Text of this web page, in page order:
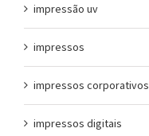
impressão uv
impressos
impressos corporativos
impressos digitais